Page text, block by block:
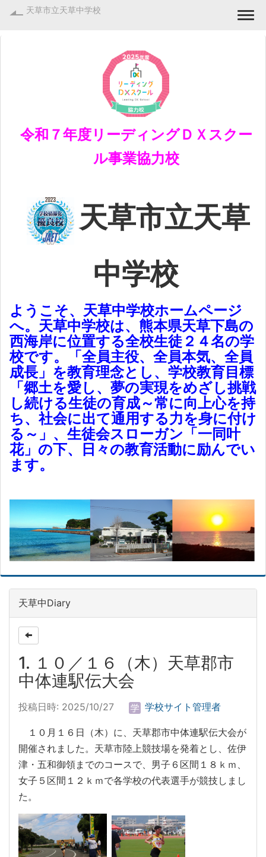
天草市立天草中学校
令和７年度リーディングＤＸスクー
ル事業協力校
天草市立天草
中学校
ようこそ、天草中学校ホームページ
へ。天草中学校は、熊本県天草下島の
西海岸に位置する全校生徒２４名の学
校です。「全員主役、全員本気、全員
成長」を教育理念とし、学校教育目標
「郷土を愛し、夢の実現をめざし挑戦
し続ける生徒の育成～常に向上心を持
ち、社会に出て通用する力を身に付け
る～」、生徒会スローガン「一同叶
花」の下、日々の教育活動に励んでい
ます。
天草中Diary
1. １０／１６（木）天草郡市
中体連駅伝大会
投稿日時: 2025/10/27 学校サイト管理者
１０月１６日（木）に、天草郡市中体連駅伝大会が
開催されました。天草市陸上競技場を発着とし、佐伊
津・五和御領までのコースで、男子６区間１８ｋｍ、
女子５区間１２ｋｍで各学校の代表選手が競技しまし
た。